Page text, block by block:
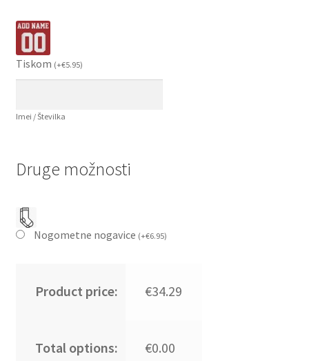
Tiskom (+€5.95)
Imei / Številka
Druge možnosti
Nogometne nogavice (+€6.95)
Product price: €34.29
Total options: €0.00